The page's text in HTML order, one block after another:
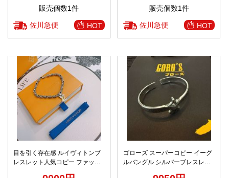
販売個数1件
佐川急便 HOT
販売個数1件
佐川急便 HOT
目を引く存在感 ルイヴィトンブ
レスレット人気コピー ファッシ
ゴローズ スーパーコピー イーグ
ルバングル シルバーブレスレッ